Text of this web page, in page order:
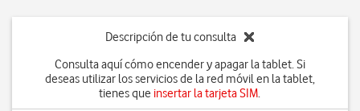
Descripción de tu consulta
Consulta aquí cómo encender y apagar la tablet. Si
deseas utilizar los servicios de la red móvil en la tablet,
tienes que insertar la tarjeta SIM.